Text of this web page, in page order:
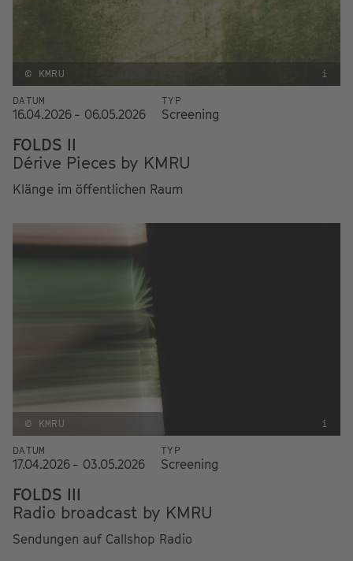
© KMRU i
DATUM
16.04.2026 - 06.05.2026
TYP
Screening
FOLDS II
Dérive Pieces by KMRU
Klänge im öffentlichen Raum
© KMRU i
DATUM
17.04.2026 - 03.05.2026
TYP
Screening
FOLDS III
Radio broadcast by KMRU
Sendungen auf Callshop Radio